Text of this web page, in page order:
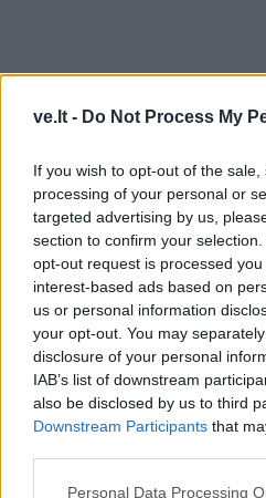
ve.lt - Do Not Process My
If you wish to opt-out of the
processing of your personal or
targeted advertising by us,
section to confirm your
opt-out request is processed
interest-based ads based on
us or personal information
your opt-out. You may
disclosure of your personal
IAB’s list of downstream
also be disclosed by us to third
Downstream Participants that
Personal Data Processing
TAIP PAT
Receptai